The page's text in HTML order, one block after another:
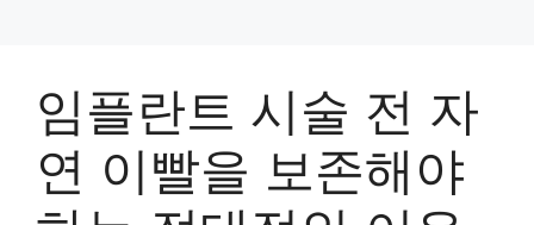
임플란트 시술 전 자
연 이빨을 보존해야